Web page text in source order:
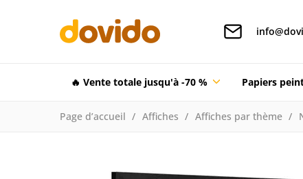
🔥 Vente totale jusqu'à -70 % Papiers
Page d’accueil Affiches Affiches par thème